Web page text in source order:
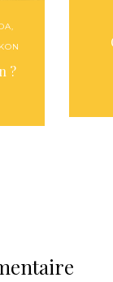
,
?